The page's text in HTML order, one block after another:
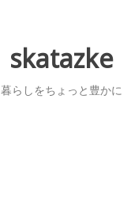
skatazke
暮らしをちょっと豊かに